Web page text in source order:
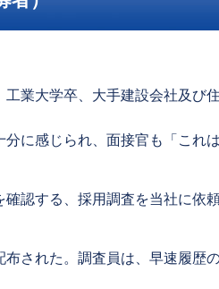
業大学卒、大手建設会社及び
に感じられ、面接官も「これ
認する、採用調査を当社に依
された。調査員は、早速履歴